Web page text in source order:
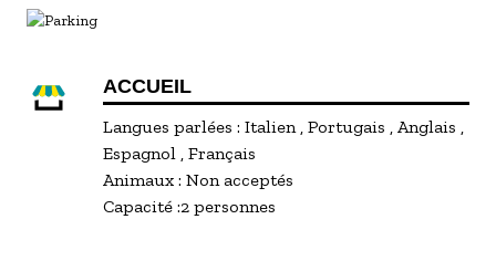
ACCUEIL
Langues parlées : Italien Portugais
Anglais
Espagnol Français
Animaux : Non acceptés
Capacité :2 personnes